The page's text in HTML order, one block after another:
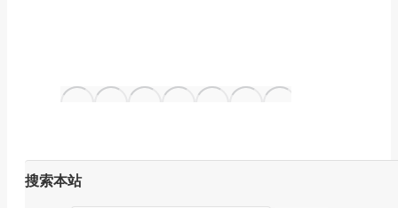
搜索本站